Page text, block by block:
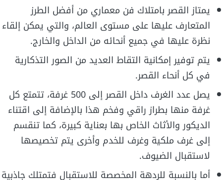
يمتاز القصر بامتلاك فن معماري من أفضل الطرز
المتعارف عليها على مستوى العالم، والتي يمكن إلقاء
نظرة عليها في جميع أنحائه من الداخل والخارج.
يتم توفير إمكانية التقاط العديد من الصور التذكارية
في كل أنحاء القصر.
يصل عدد الغرف داخل القصر إلى 500 غرفة، تتمتع كل
غرفة منها بطراز راقي وفخم هذا بالإضافة إلى اقتناء
الديكور والأثاث الخاص بها بعناية كبيرة، كما تنقسم
إلى غرف ملكية وغرف للخدم وأخرى يتم تخصيصها
لاستقبال الضيوف.
أما بالنسبة للردهة المخصصة للاستقبال فتمتلك جاذبية